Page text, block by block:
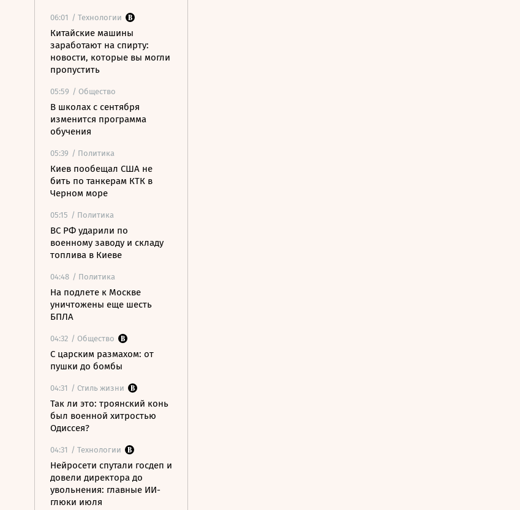
06:01 / Технологии
Китайские машины
заработают на спирту:
новости, которые вы могли
пропустить
05:59 / Общество
В школах с сентября
изменится программа
обучения
05:39 / Политика
Киев пообещал США не
бить по танкерам КТК в
Черном море
05:15 / Политика
ВС РФ ударили по
военному заводу и складу
топлива в Киеве
04:48 / Политика
На подлете к Москве
уничтожены еще шесть
БПЛА
04:32 / Общество
С царским размахом: от
пушки до бомбы
04:31 / Стиль жизни
Так ли это: троянский конь
был военной хитростью
Одиссея?
04:31 / Технологии
Нейросети спутали госдеп и
довели директора до
увольнения: главные ИИ-
глюки июля